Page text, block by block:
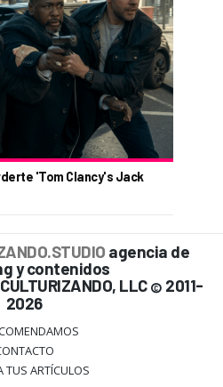
'Tom Clancy's Jack
agencia de
y contenidos
LLC © 2011-
2026
TUS ARTÍCULOS